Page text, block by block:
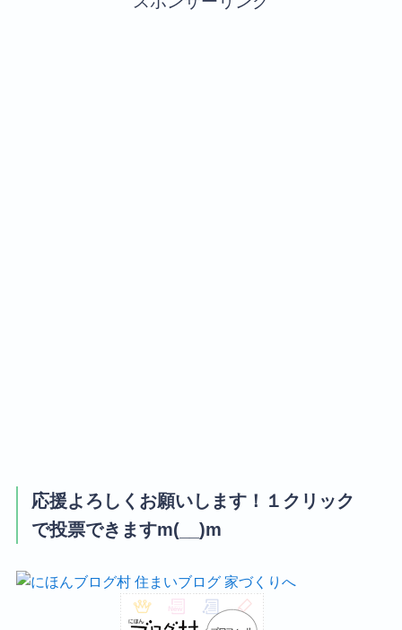
応援よろしくお願いします！１クリック
で投票できますm(__)m